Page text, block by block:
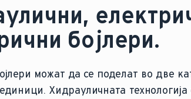
бојлери.
можат да се поделат во две
Хидрауличната